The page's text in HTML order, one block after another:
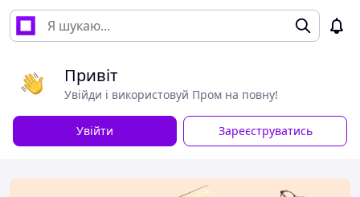
Привіт
Увійди і використовуй Пром на повну!
Увійти Зареєструватись